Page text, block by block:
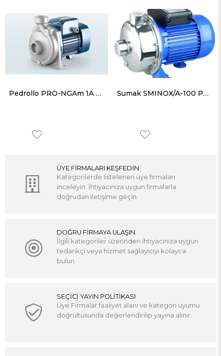
Pedrollo PRO-NGAm 1A Full Paslanmaz Döküm Gövdeli Foseptik Santrafüj Pompa Manofaze (220V) 1 Hp Sumak SMINOX/A-100 Paslanmaz Santrifüj Pompa Açık Fan Monofaze (220V) 1HP
ÜYE FİRMALARI KEŞFEDİN
Kategorilerde listelenen üye firmaları
inceleyin. İhtiyacınıza uygun firmalarla
doğrudan iletişime geçin.
DOĞRU FİRMAYA ULAŞIN
İlgili kategoriler üzerinden ihtiyacınıza uygun
tedarikçi veya hizmet sağlayıcıyı kolayca
bulun.
SEÇİCİ YAYIN POLİTİKASI
Üye Firmalar faaliyet alanı ve kategori uyumu
doğrultusunda değerlendirilip yayına alınır.